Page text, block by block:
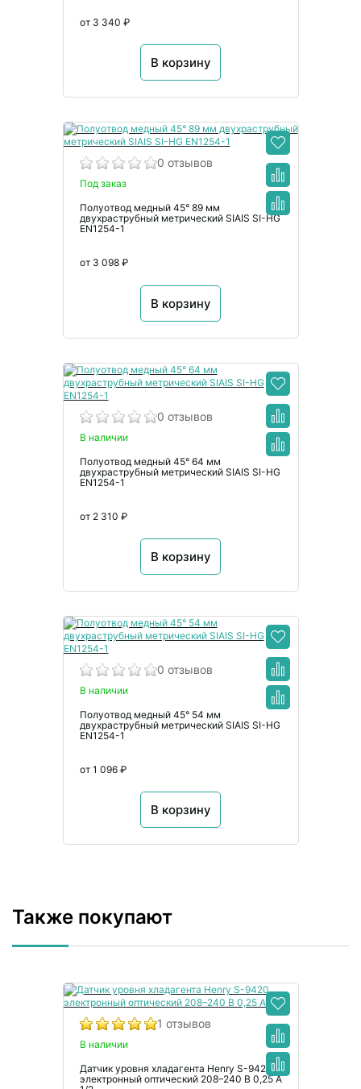
от 3 340 ₽
В корзину
0 отзывов
Под заказ
Полуотвод медный 45° 89 мм
двухраструбный метрический SIAIS SI-HG
EN1254-1
от 3 098 ₽
В корзину
0 отзывов
В наличии
Полуотвод медный 45° 64 мм
двухраструбный метрический SIAIS SI-HG
EN1254-1
от 2 310 ₽
В корзину
0 отзывов
В наличии
Полуотвод медный 45° 54 мм
двухраструбный метрический SIAIS SI-HG
EN1254-1
от 1 096 ₽
В корзину
Также покупают
1 отзывов
В наличии
Датчик уровня хладагента Henry S-9420
электронный оптический 208–240 В 0,25 А